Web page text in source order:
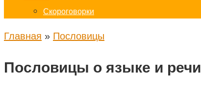
Скороговорки
Главная » Пословицы
Пословицы о языке и речи